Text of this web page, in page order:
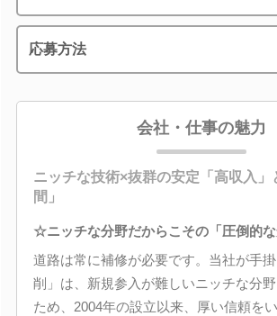
応募方法
会社・仕事の魅力
ニッチな技術×抜群の安定「高収入」
間」
☆ニッチな分野だからこその「圧倒的
道路は常に補修が必要です。当社が手
削」は、新規参入が難しいニッチな分
ため、2004年の設立以来、厚い信頼を